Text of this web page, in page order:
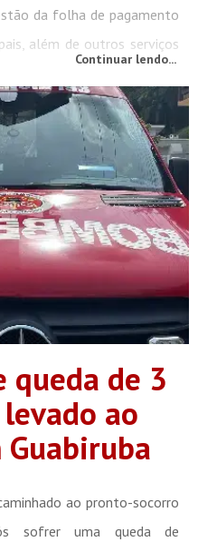
da folha de pagamento
além de outros serviços
de Fazenda e Gestão
Continuar lendo...
queda de 3
ao
ao pronto-socorro
sofrer uma queda de